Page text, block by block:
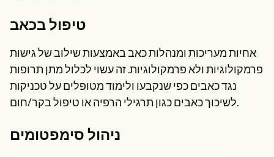
טיפול בכאב
אחיות מעריכות ומנהלות כאב באמצעות שילוב של גישות
פרמקולוגיות ולא פרמקולוגיות. זה עשוי לכלול מתן תרופות
נגד כאבים כפי שנקבעו ולימוד מטופלים על טכניקות
לשיכוך כאבים כגון תרגילי הרפיה או טיפול בקר/חום.
ניהול סימפטומים